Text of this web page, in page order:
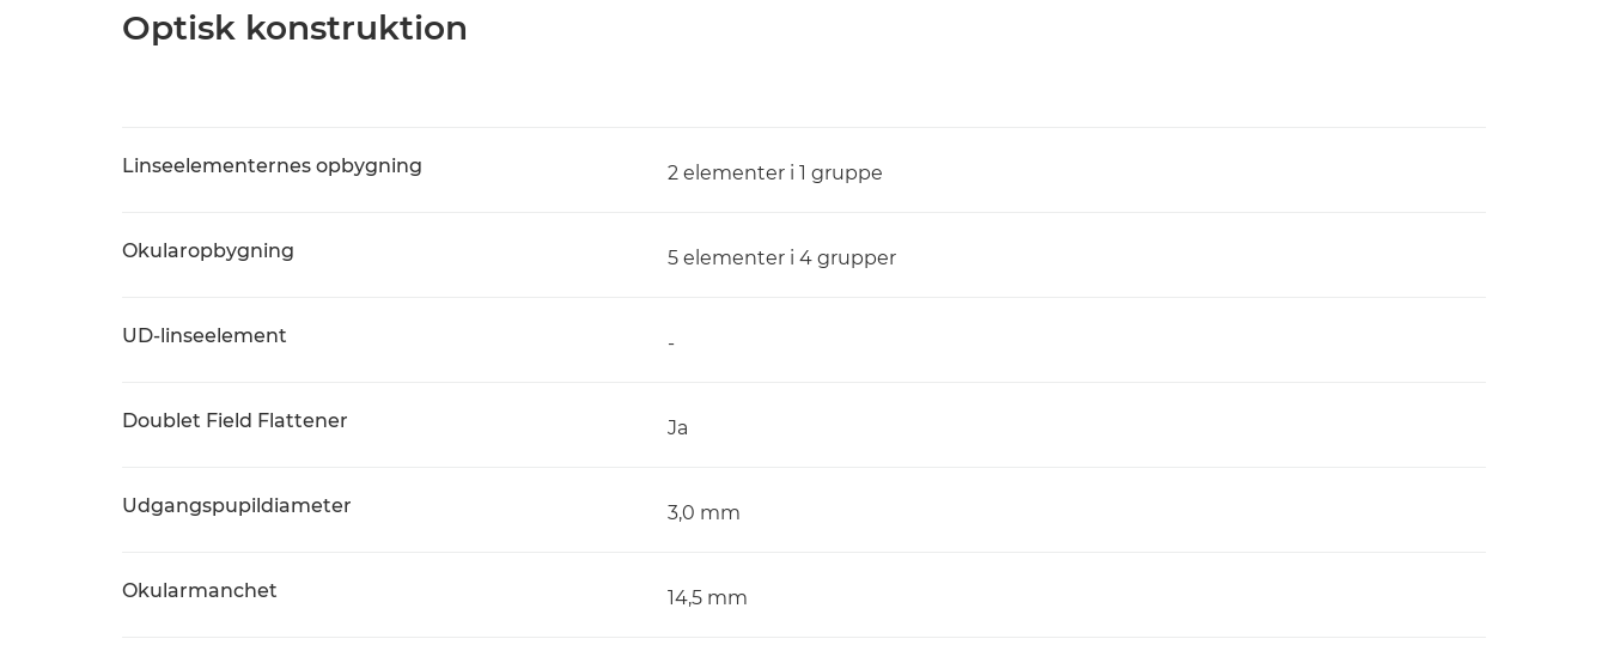
Optisk konstruktion
Linseelementernes opbygning 2 elementer i 1 gruppe
Okularopbygning 5 elementer i 4 grupper
UD-linseelement -
Doublet Field Flattener Ja
Udgangspupildiameter 3,0 mm
Okularmanchet 14,5 mm